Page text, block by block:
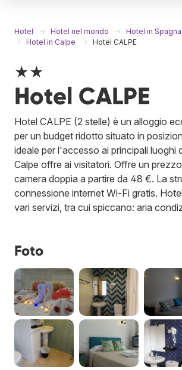
Hotel Hotel nel mondo
Hotel in Spagna
Hotel in Calpe
Hotel CALPE
★★
Hotel CALPE
Hotel CALPE (2 stelle) è un alloggio
per un budget ridotto situato in
ideale per l'accesso ai principali luoghi
Calpe offre ai visitatori. Offre un
camera doppia a partire da 48 €. La
connessione internet Wi-Fi gratis.
vari servizi, tra cui spiccano: aria
Foto